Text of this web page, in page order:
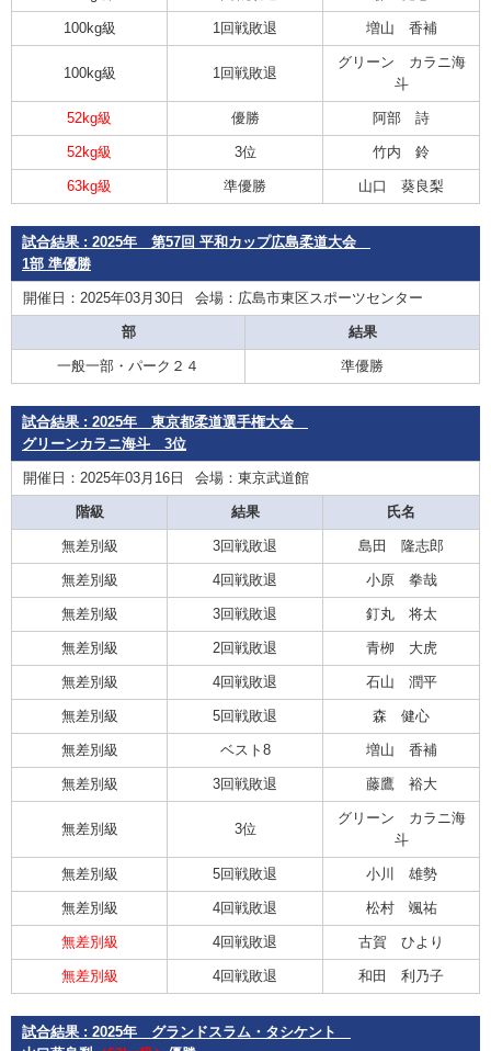
100kg級 1回戦敗退 増山 香補
100kg級 1回戦敗退
グリーン カラニ海
斗
52kg級 優勝 阿部 詩
52kg級 3位 竹内 鈴
63kg級 準優勝 山口 葵良梨
試合結果 : 2025年 第57回 平和カップ広島柔道大会
1部 準優勝
開催日：2025年03月30日 会場：広島市東区スポーツセンター
部 結果
一般一部・パーク２４ 準優勝
試合結果 : 2025年 東京都柔道選手権大会
グリーンカラニ海斗 3位
開催日：2025年03月16日 会場：東京武道館
階級 結果 氏名
無差別級 3回戦敗退 島田 隆志郎
無差別級 4回戦敗退 小原 拳哉
無差別級 3回戦敗退 釘丸 将太
無差別級 2回戦敗退 青栁 大虎
無差別級 4回戦敗退 石山 潤平
無差別級 5回戦敗退 森 健心
無差別級 ベスト8 増山 香補
無差別級 3回戦敗退 藤鷹 裕大
無差別級 3位
グリーン カラニ海
斗
無差別級 5回戦敗退 小川 雄勢
無差別級 4回戦敗退 松村 颯祐
無差別級 4回戦敗退 古賀 ひより
無差別級 4回戦敗退 和田 利乃子
試合結果 : 2025年 グランドスラム・タシケント